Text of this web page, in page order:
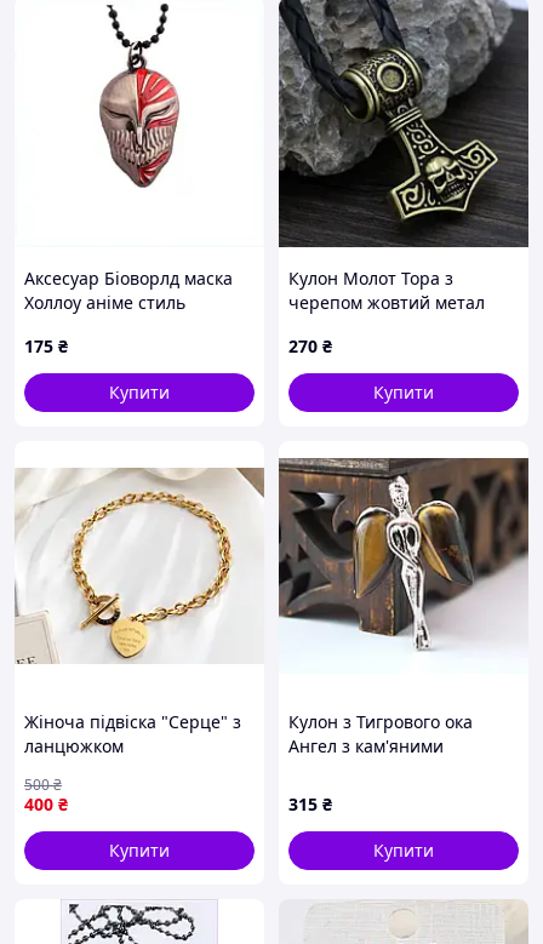
Аксесуар Біоворлд маска
Холлоу аніме стиль
175 ₴
Купити
Кулон Молот Тора з
черепом жовтий метал
270 ₴
Купити
Жіноча підвіска "Серце" з
ланцюжком
400 ₴
500₴
Купити
Кулон з Тигрового ока
Ангел з кам'яними
315 ₴
Купити